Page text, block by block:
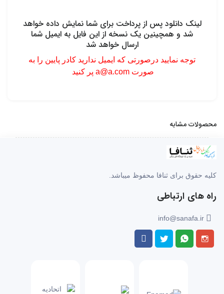
لینک دانلود پس از پرداخت برای شما نمایش داده خواهد
شد و همچینین یک نسخه از این فایل به ایمیل شما
ارسال خواهد شد
توجه نمایید درصورتی که ایمیل ندارید کادر پایین را به
صورت a@a.com پر کنید
محصولات مشابه
کلیه حقوق برای ثنافا محفوظ میباشد.
راه های ارتباطی
info@sanafa.ir